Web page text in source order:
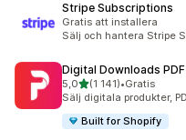
Stripe Subscriptions
Gratis att installera
Sälj och hantera Stripe
Digital Downloads
5,0av 5 stjärnor
(1 141)
1141 recensioner totalt
•Gratis
Sälj digitala produkter,
Built for Shopify